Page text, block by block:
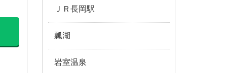
ＪＲ長岡駅
瓢湖
岩室温泉